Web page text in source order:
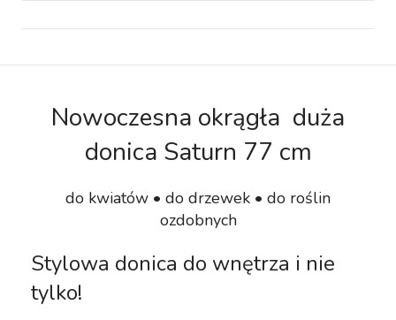
Nowoczesna okrągła duża
donica Saturn 77 cm
do kwiatów • do drzewek • do roślin
ozdobnych
Stylowa donica do wnętrza i nie
tylko!